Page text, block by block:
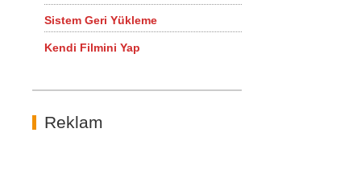
Sistem Geri Yükleme
Kendi Filmini Yap
Reklam